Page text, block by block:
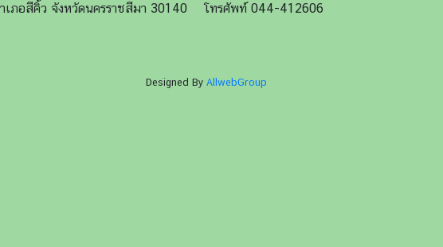
ภอสีคิ้ว จังหวัดนครราชสีมา 30140 โทรศัพท์ 044-412606
Designed By AllwebGroup